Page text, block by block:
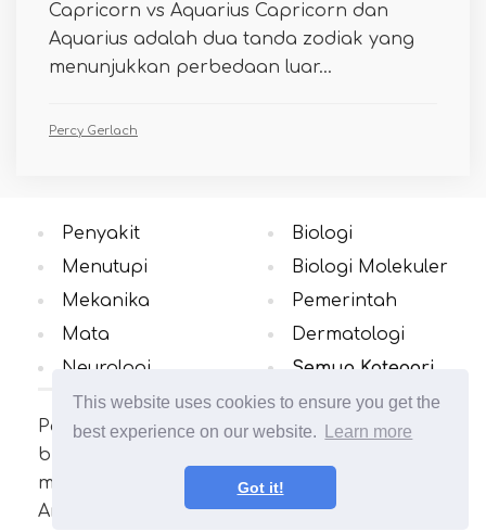
This website uses cookies to ensure you get the
best experience on our website.
Learn more
Got it!
Capricorn vs Aquarius Capricorn dan
Aquarius adalah dua tanda zodiak yang
menunjukkan perbedaan luar...
Percy Gerlach
Pelajari tentang perbedaan konsep di
bidang yang Anda minati. Banyak artikel
menarik dan bermanfaat. Perluas wawasan
Anda
Penyakit
Menutupi
Mekanika
Mata
Neurologi
Biologi
Biologi Molekuler
Pemerintah
Dermatologi
Semua Kategori